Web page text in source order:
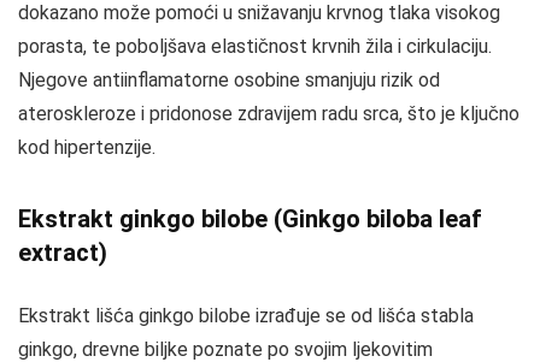
dokazano može pomoći u snižavanju krvnog tlaka visokog
porasta, te poboljšava elastičnost krvnih žila i cirkulaciju.
Njegove antiinflamatorne osobine smanjuju rizik od
ateroskleroze i pridonose zdravijem radu srca, što je ključno
kod hipertenzije.
Ekstrakt ginkgo bilobe (Ginkgo biloba leaf
extract)
Ekstrakt lišća ginkgo bilobe izrađuje se od lišća stabla
ginkgo, drevne biljke poznate po svojim ljekovitim